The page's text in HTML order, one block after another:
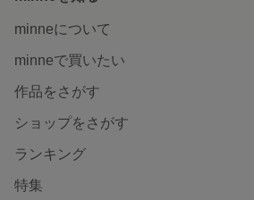
minneについて
minneで買いたい
作品をさがす
ショップをさがす
ランキング
特集